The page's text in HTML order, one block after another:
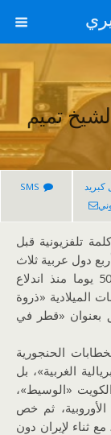
تميم
كبريد
SMS
تلفزيونية قبل
دول عربية ثلاث
منها خليجية، هذا الظهور أتى بعد ما يقارب 50 يوما منذ اندلاع
الميلادية «ذروة
بعنوان «قطر في
الحنجورية
الغربية»، بل
«الوسيط»،
الأوروبية، ثم خص
ثناء لإيران دون